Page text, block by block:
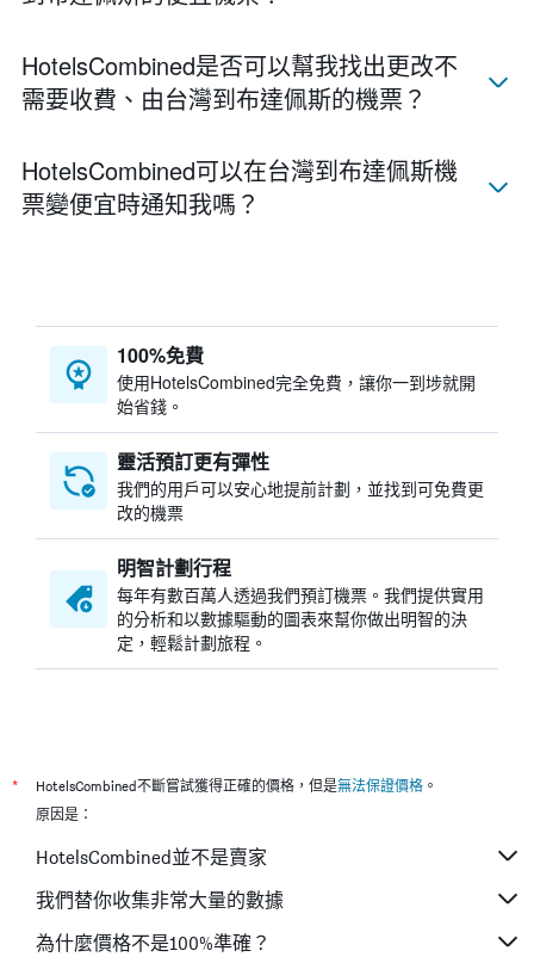
HotelsCombined​是否可以幫我找出更改不
需要收費、由台灣​到布達佩斯​的機票？
HotelsCombined​可以在台灣​到布達佩斯​機
票變便宜時通知我嗎？
100%免費
​使用HotelsCombined​完全免費，讓你一到埗就開
始省錢。
靈活預訂更有彈性
我們的用戶可以安心地提前計劃，並找到可免費更
改的機票
明智計劃行程
每年有數百萬人透過我們預訂機票。我們提供實用
的分析和以數據驅動的圖表來幫你做出明智的決
定，輕鬆計劃旅程。
* HotelsCombined不斷嘗試獲得正確的價格，但是無法保證價格 。
原因是：
HotelsCombined並不是賣家
我們替你收集非常大量的數據
為什麼價格不是100%準確？